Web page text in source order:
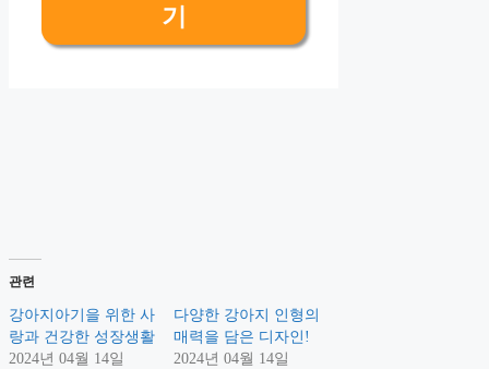
기
관련
강아지아기을 위한 사
랑과 건강한 성장생활
2024년 04월 14일
다양한 강아지 인형의
매력을 담은 디자인!
2024년 04월 14일